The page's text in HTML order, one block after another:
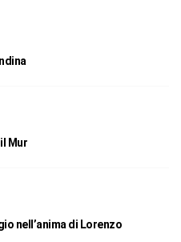
Mur
nell’anima di Lorenzo